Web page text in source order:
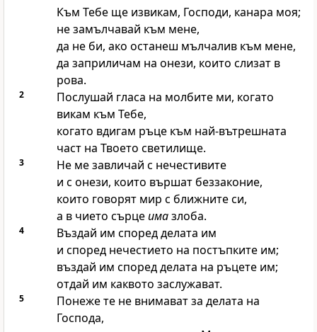
Към Тебе ще извикам, Господи, канара моя;
не замълчавай към мене,
да не би, ако останеш мълчалив към мене,
да заприличам на онези, които слизат в
рова.
2
Послушай гласа на молбите ми, когато
викам към Тебе,
когато вдигам ръце към най-вътрешната
част на Твоето светилище.
3
Не ме завличай с нечестивите
и с онези, които вършат беззаконие,
които говорят мир с ближните си,
а в чието сърцеимазлоба.
4
Въздай им според делата им
и според нечестието на постъпките им;
въздай им според делата на ръцете им;
отдай им каквото заслужават.
5
Понеже те не внимават за делата на
Господа,